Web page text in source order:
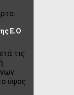
Ε.Ο
τις
ύψος